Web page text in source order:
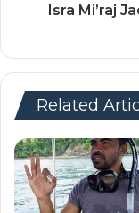
Isra Mi’raj
Related